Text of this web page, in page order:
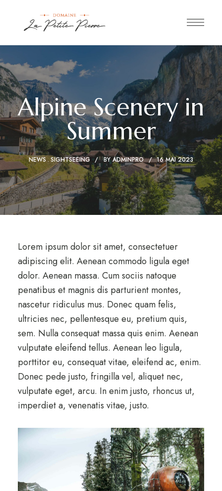
Alpine Scenery in
Summer
NEWS SIGHTSEEING BYADMINPRO 16 MAI 2023
Lorem ipsum dolor sit amet, consectetuer
adipiscing elit. Aenean commodo ligula eget
dolor. Aenean massa. Cum sociis natoque
penatibus et magnis dis parturient montes,
nascetur ridiculus mus. Donec quam felis,
ultricies nec, pellentesque eu, pretium quis,
sem. Nulla consequat massa quis enim. Aenean
vulputate eleifend tellus. Aenean leo ligula,
porttitor eu, consequat vitae, eleifend ac, enim.
Donec pede justo, fringilla vel, aliquet nec,
vulputate eget, arcu. In enim justo, rhoncus ut,
imperdiet a, venenatis vitae, justo.